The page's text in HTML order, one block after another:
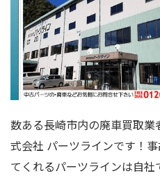
数ある長崎市内の廃車買取
式会社 パーツラインです！
てくれるパーツラインは自